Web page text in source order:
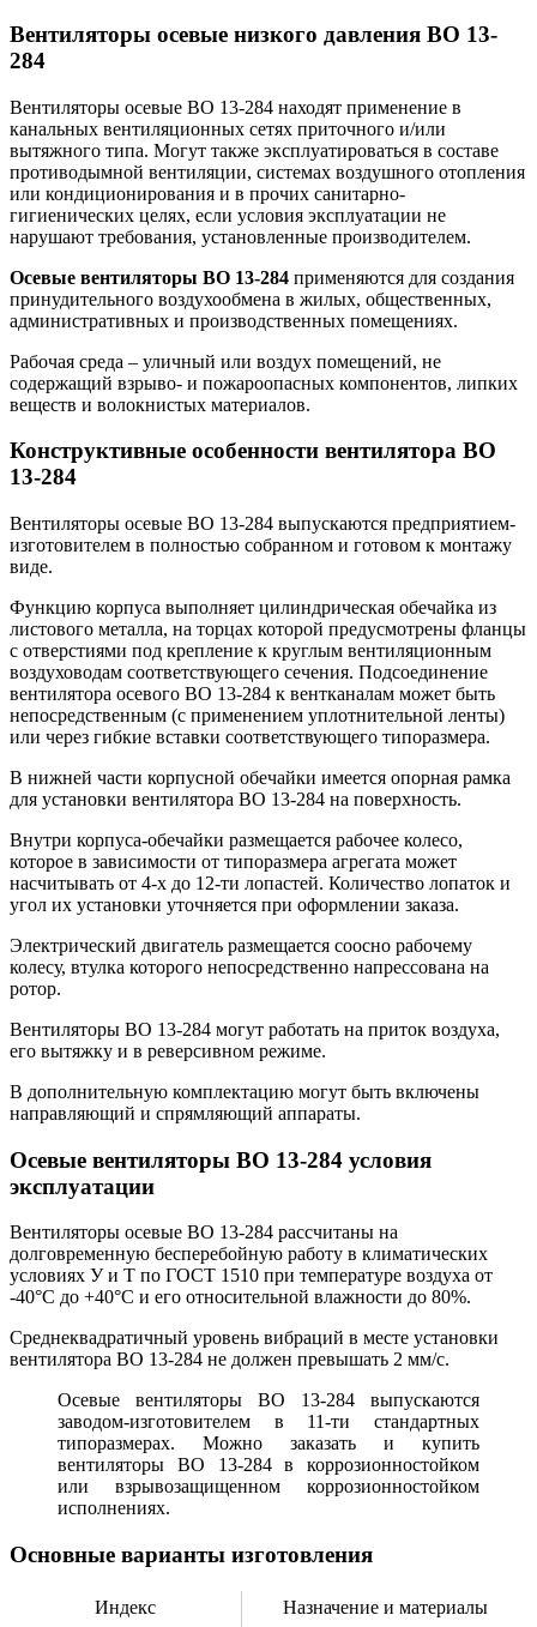
Вентиляторы осевые низкого давления ВО 13-
284
Вентиляторы осевые ВО 13-284 находят применение в
канальных вентиляционных сетях приточного и/или
вытяжного типа. Могут также эксплуатироваться в составе
противодымной вентиляции, системах воздушного отопления
или кондиционирования и в прочих санитарно-
гигиенических целях, если условия эксплуатации не
нарушают требования, установленные производителем.
Осевые вентиляторы ВО 13-284 применяются для создания
принудительного воздухообмена в жилых, общественных,
административных и производственных помещениях.
Рабочая среда – уличный или воздух помещений, не
содержащий взрыво- и пожароопасных компонентов, липких
веществ и волокнистых материалов.
Конструктивные особенности вентилятора ВО
13-284
Вентиляторы осевые ВО 13-284 выпускаются предприятием-
изготовителем в полностью собранном и готовом к монтажу
виде.
Функцию корпуса выполняет цилиндрическая обечайка из
листового металла, на торцах которой предусмотрены фланцы
с отверстиями под крепление к круглым вентиляционным
воздуховодам соответствующего сечения. Подсоединение
вентилятора осевого ВО 13-284 к вентканалам может быть
непосредственным (с применением уплотнительной ленты)
или через гибкие вставки соответствующего типоразмера.
В нижней части корпусной обечайки имеется опорная рамка
для установки вентилятора ВО 13-284 на поверхность.
Внутри корпуса-обечайки размещается рабочее колесо,
которое в зависимости от типоразмера агрегата может
насчитывать от 4-х до 12-ти лопастей. Количество лопаток и
угол их установки уточняется при оформлении заказа.
Электрический двигатель размещается соосно рабочему
колесу, втулка которого непосредственно напрессована на
ротор.
Вентиляторы ВО 13-284 могут работать на приток воздуха,
его вытяжку и в реверсивном режиме.
В дополнительную комплектацию могут быть включены
направляющий и спрямляющий аппараты.
Осевые вентиляторы ВО 13-284 условия
эксплуатации
Вентиляторы осевые ВО 13-284 рассчитаны на
долговременную бесперебойную работу в климатических
условиях У и Т по ГОСТ 1510 при температуре воздуха от
-40°С до +40°С и его относительной влажности до 80%.
Среднеквадратичный уровень вибраций в месте установки
вентилятора ВО 13-284 не должен превышать 2 мм/с.
Осевые вентиляторы ВО 13-284 выпускаются
заводом-изготовителем в 11-ти стандартных
типоразмерах. Можно заказать и купить
вентиляторы ВО 13-284 в коррозионностойком
или взрывозащищенном коррозионностойком
исполнениях.
Основные варианты изготовления
Индекс Назначение и материалы